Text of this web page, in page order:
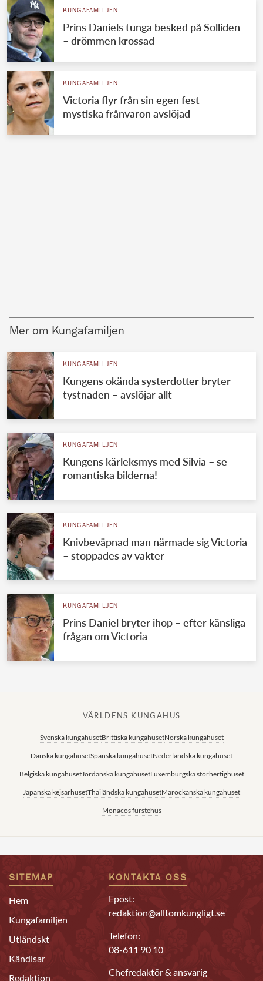
KUNGAFAMILJEN
Prins Daniels tunga besked på Solliden
– drömmen krossad
KUNGAFAMILJEN
Victoria flyr från sin egen fest –
mystiska frånvaron avslöjad
Mer om Kungafamiljen
KUNGAFAMILJEN
Kungens okända systerdotter bryter
tystnaden – avslöjar allt
KUNGAFAMILJEN
Kungens kärleksmys med Silvia – se
romantiska bilderna!
KUNGAFAMILJEN
Knivbeväpnad man närmade sig Victoria
– stoppades av vakter
KUNGAFAMILJEN
Prins Daniel bryter ihop – efter känsliga
frågan om Victoria
VÄRLDENS KUNGAHUS
Svenska kungahusetBrittiska kungahusetNorska kungahuset
Danska kungahusetSpanska kungahusetNederländska kungahuset
Belgiska kungahusetJordanska kungahusetLuxemburgska storhertighuset
Japanska kejsarhusetThailändska kungahusetMarockanska kungahuset
Monacos furstehus
SITEMAP
Hem
Kungafamiljen
Utländskt
Kändisar
Redaktion
KONTAKTA OSS
Epost:
redaktion@alltomkungligt.se
Telefon:
08-611 90 10
Chefredaktör & ansvarig